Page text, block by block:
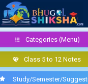
Categories (Menu)
Class 5 to 12 Notes
Study/Semester/